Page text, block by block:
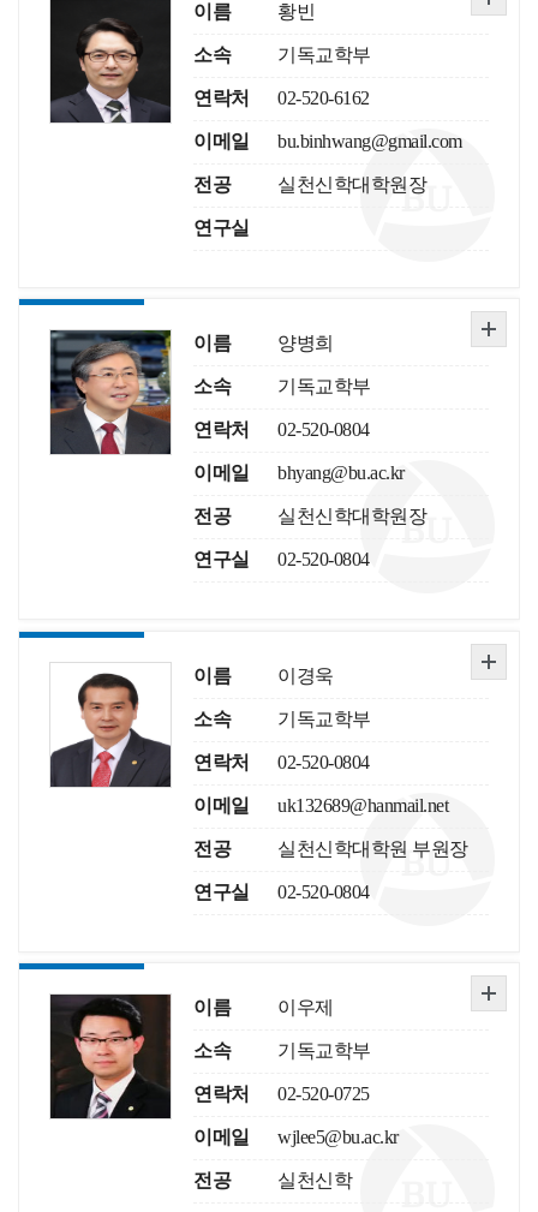
이름 황빈
소속 기독교학부
연락처 02-520-6162
이메일 bu.binhwang@gmail.com
전공 실천신학대학원장
연구실
이름 양병희
소속 기독교학부
연락처 02-520-0804
이메일 bhyang@bu.ac.kr
전공 실천신학대학원장
연구실 02-520-0804
이름 이경욱
소속 기독교학부
연락처 02-520-0804
이메일 uk132689@hanmail.net
전공 실천신학대학원 부원장
연구실 02-520-0804
이름 이우제
소속 기독교학부
연락처 02-520-0725
이메일 wjlee5@bu.ac.kr
전공 실천신학